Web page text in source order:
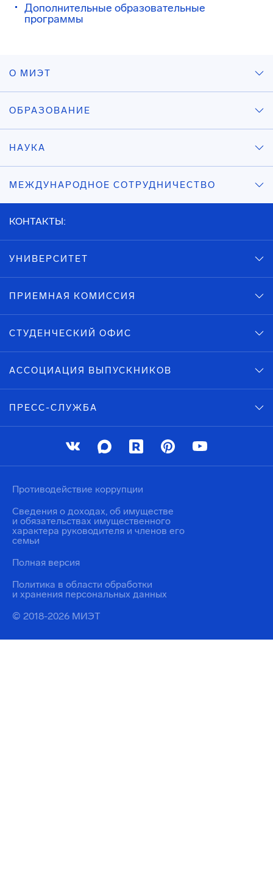
Дополнительные образовательные
программы
О МИЭТ
ОБРАЗОВАНИЕ
НАУКА
МЕЖДУНАРОДНОЕ СОТРУДНИЧЕСТВО
КОНТАКТЫ:
УНИВЕРСИТЕТ
ПРИЕМНАЯ КОМИССИЯ
СТУДЕНЧЕСКИЙ ОФИС
АССОЦИАЦИЯ ВЫПУСКНИКОВ
ПРЕСС-СЛУЖБА
© 2018-2026 МИЭТ
Политика в области обработки
и хранения персональных данных
Противодействие коррупции
Сведения о доходах, об имуществе
и обязательствах имущественного
характера руководителя и членов его
семьи
Полная версия